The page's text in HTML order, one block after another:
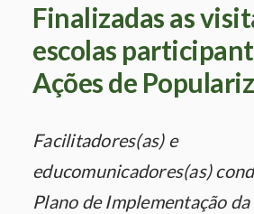
Finalizadas as
escolas
Ações de
Facilitadores(as) e
educomunicadores(as)
Plano de Implementação